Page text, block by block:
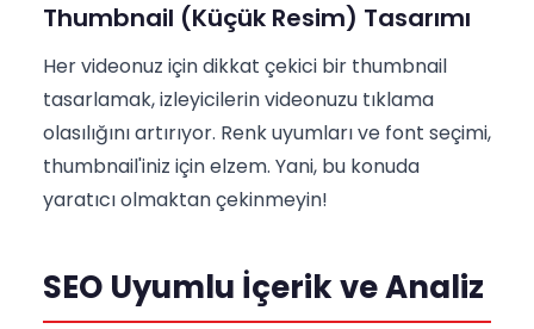
Thumbnail (Küçük Resim) Tasarımı
Her videonuz için dikkat çekici bir thumbnail
tasarlamak, izleyicilerin videonuzu tıklama
olasılığını artırıyor. Renk uyumları ve font seçimi,
thumbnail'iniz için elzem. Yani, bu konuda
yaratıcı olmaktan çekinmeyin!
SEO Uyumlu İçerik ve Analiz